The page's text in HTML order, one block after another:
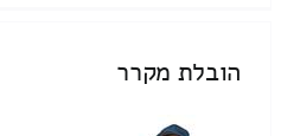
הובלת מקרר